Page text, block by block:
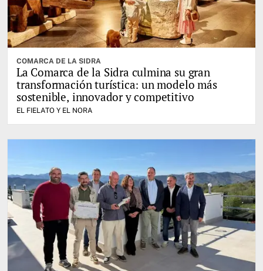
COMARCA DE LA SIDRA
La Comarca de la Sidra culmina su gran
transformación turística: un modelo más
sostenible, innovador y competitivo
EL FIELATO Y EL NORA